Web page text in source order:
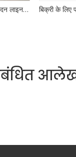
मेटल पल रिंग उत्पादन लाइन सीएनसी पावर प्रेस स्वचालित फीडर मोल्ड